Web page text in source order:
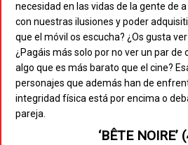
necesidad en las vidas de la gente de
con nuestras ilusiones y poder
que el móvil os escucha? ¿Os gusta
¿Pagáis más solo por no ver un par
algo que es más barato que el cine?
personajes que además han de
integridad física está por encima o
pareja.
‘BÊTE NOIRE’